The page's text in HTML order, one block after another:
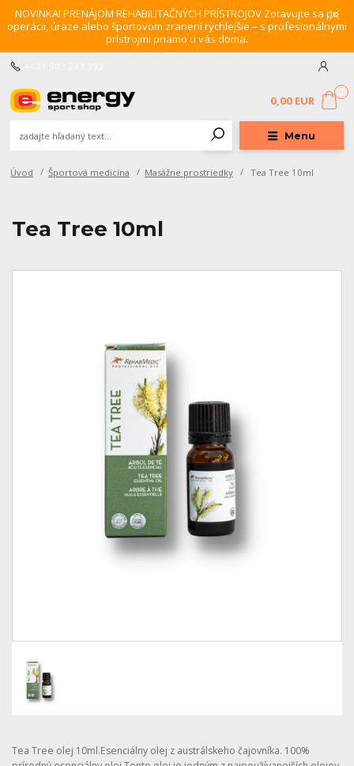
NOVINKA! PRENÁJOM REHABILITAČNÝCH PRÍSTROJOV Zotavujte sa po
operácii, úraze alebo športovom zranení rýchlejšie – s profesionálnymi
prístrojmi priamo u vás doma.
Menu
0,00 EUR
Úvod Športová medicína Masážne prostriedky Tea Tree 10ml
Tea Tree 10ml
Tea Tree olej 10ml.Esenciálny olej z austrálskeho čajovníka. 100%